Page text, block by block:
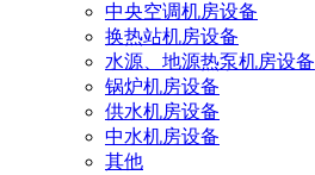
中央空调机房设备
换热站机房设备
水源、地源热泵机房设备
锅炉机房设备
供水机房设备
中水机房设备
其他